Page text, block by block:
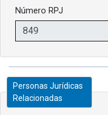
Número RPJ
Personas Jurídicas
Relacionadas